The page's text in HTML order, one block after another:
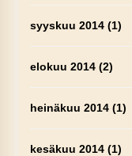
syyskuu 2014(1)
elokuu 2014(2)
heinäkuu 2014(1)
kesäkuu 2014(1)